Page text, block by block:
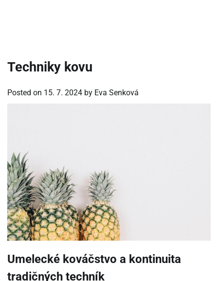
Techniky kovu
Posted on 15. 7. 2024 by Eva Senková
Umelecké kováčstvo a kontinuita
tradičných techník